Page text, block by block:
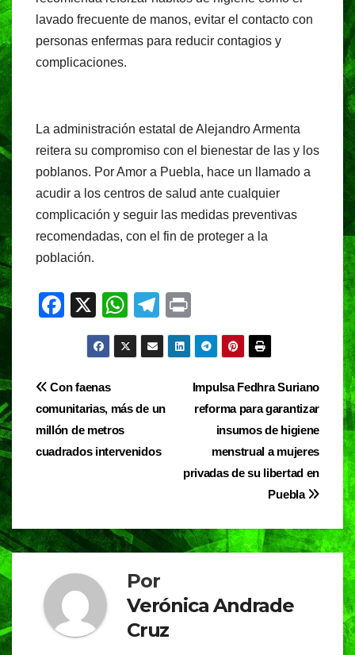
lavado frecuente de manos, evitar el contacto con
personas enfermas para reducir contagios y
complicaciones.
La administración estatal de Alejandro Armenta
reitera su compromiso con el bienestar de las y los
poblanos. Por Amor a Puebla, hace un llamado a
acudir a los centros de salud ante cualquier
complicación y seguir las medidas preventivas
recomendadas, con el fin de proteger a la
población.
F
e
b
o
o
X
W
h
at
A
p
T
el
e
a
in
t
Navegación
de
entradas
Impulsa Fedhra Suriano
reforma para garantizar
insumos de higiene
menstrual a mujeres
privadas de su libertad en
Puebla
Con faenas
comunitarias, más de un
millón de metros
cuadrados intervenidos
Por
Verónica Andrade
Cruz